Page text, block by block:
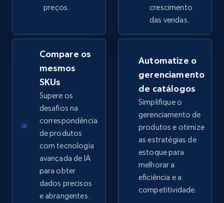
eBay - Collect products from shops on eBay
URL, Product id, Title, Seller name, Seller rating,
Seller reviews, Breadcrumbs, Root category, and
more.
2.5K+ Comece agora
eBay - Collect records by category
URL, Product id, Title, Seller name, Seller rating,
Seller reviews, Breadcrumbs, Root category, and
2.5K+ 359+ Comece agora
preços.
crescimento
das vendas.
Compare os
mesmos
SKUs
Supere os
desafios na
correspondência
de produtos
com tecnologia
avançada de IA
para obter
dados precisos
e abrangentes.
Automatize o
gerenciamento
de catálogos
Simplifique o
gerenciamento de
produtos e otimize
as estratégias de
estoque para
melhorar a
eficiência e a
competitividade.